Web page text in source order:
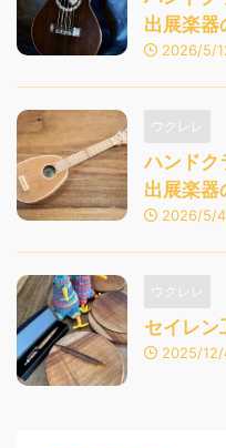
出展楽器
2026/5/
ウクレレ
ハンド
出展楽器
2026/5/4
ウクレレ
セイレ
2025/